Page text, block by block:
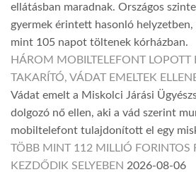
ellátásban maradnak. Országos
gyermek érintett hasonló
mint 105 napot töltenek kórházban.
HÁROM MOBILTELEFONT LOPOTT
TAKARÍTÓ, VÁDAT EMELTEK
Vádat emelt a Miskolci Járási
dolgozó nő ellen, aki a vád szerint
mobiltelefont tulajdonított el egy
TÖBB MINT 112 MILLIÓ FORINTOS
KEZDŐDIK SELYEBEN 2026-08-06